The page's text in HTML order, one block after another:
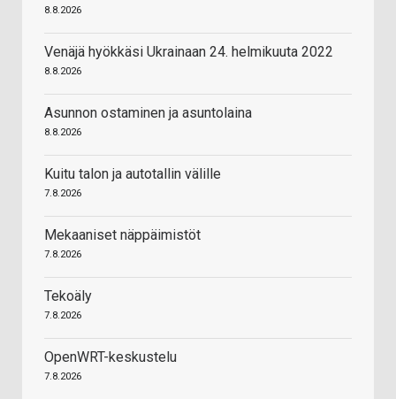
8.8.2026
Venäjä hyökkäsi Ukrainaan 24. helmikuuta 2022
8.8.2026
Asunnon ostaminen ja asuntolaina
8.8.2026
Kuitu talon ja autotallin välille
7.8.2026
Mekaaniset näppäimistöt
7.8.2026
Tekoäly
7.8.2026
OpenWRT-keskustelu
7.8.2026